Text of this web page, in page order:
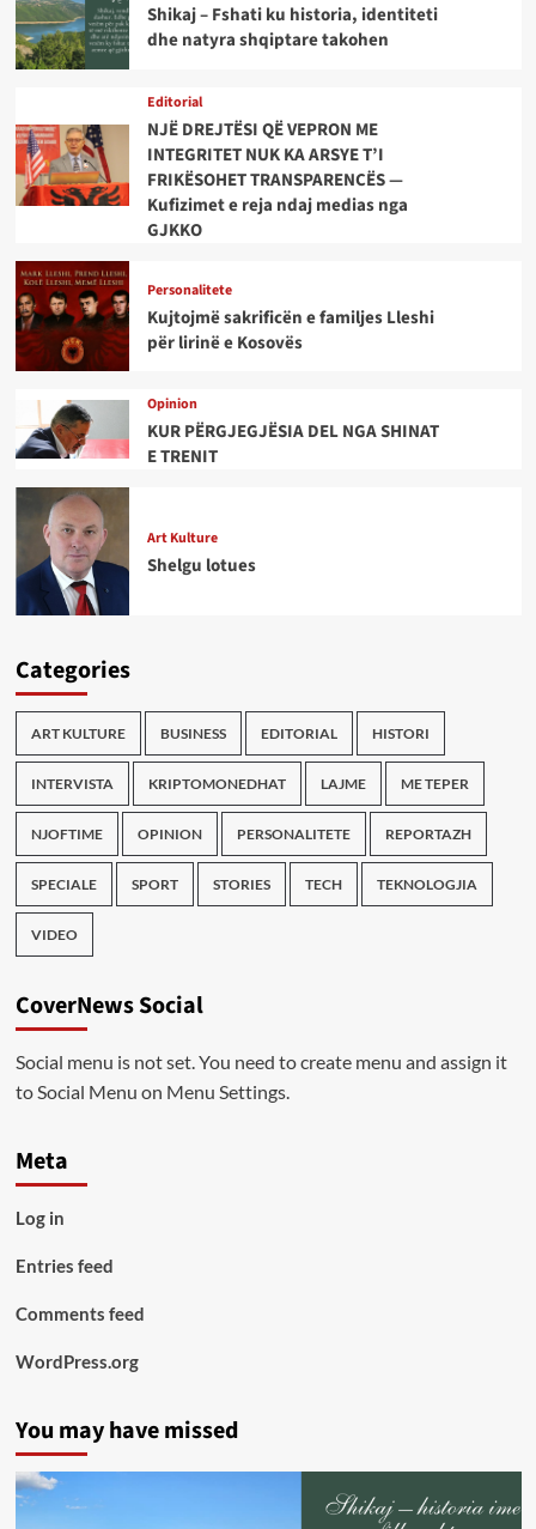
Shikaj – Fshati ku historia, identiteti
dhe natyra shqiptare takohen
Editorial
NJË DREJTËSI QË VEPRON ME
INTEGRITET NUK KA ARSYE T’I
FRIKËSOHET TRANSPARENCËS —
Kufizimet e reja ndaj medias nga
GJKKO
Personalitete
Kujtojmë sakrificën e familjes Lleshi
për lirinë e Kosovës
Opinion
KUR PËRGJEGJËSIA DEL NGA SHINAT
E TRENIT
Art Kulture
Shelgu lotues
Categories
ART KULTURE BUSINESS EDITORIAL HISTORI
INTERVISTA KRIPTOMONEDHAT LAJME ME TEPER
NJOFTIME OPINION PERSONALITETE REPORTAZH
SPECIALE SPORT STORIES TECH TEKNOLOGJIA
VIDEO
CoverNews Social
Social menu is not set. You need to create menu and assign it
to Social Menu on Menu Settings.
Meta
Log in
Entries feed
Comments feed
WordPress.org
You may have missed